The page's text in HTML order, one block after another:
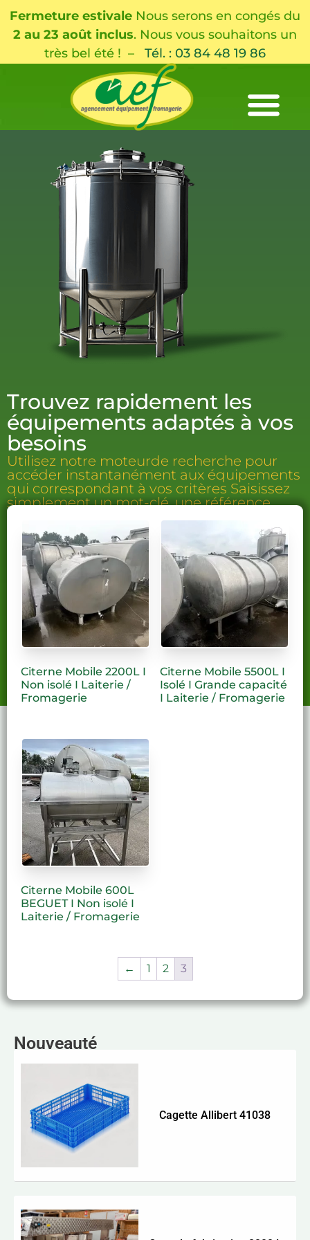
Fermeture estivale Nous serons en congés du
2 au 23 août inclus. Nous vous souhaitons un
très bel été ! – Tél. : 03 84 48 19 86
Trouvez rapidement les
équipements adaptés à vos
besoins
Utilisez notre moteurde recherche pour
accéder instantanément aux équipements
qui correspondant à vos critères Saisissez
simplement un mot-clé, une référence.
efficacement les équipements qui répondront parfaitement à
vos exigences techniques et à vos contraintes de
production.résultats les plus pertinents, vous permettant
d’identifier efficacement les équipements qui répondront
parfaitement à vos exigences techniques et à vos contraintes
de production.
Vous ne trouvez pas l’équipement que vous recherchez ?
Contactez-nous !
Nouveauté
Cagette Allibert 41038
Citerne Mobile 2200L I
Non isolé I Laiterie /
Fromagerie
Citerne Mobile 5500L I
Isolé I Grande capacité
I Laiterie / Fromagerie
Citerne Mobile 600L
BEGUET I Non isolé I
Laiterie / Fromagerie
← 1 2 3